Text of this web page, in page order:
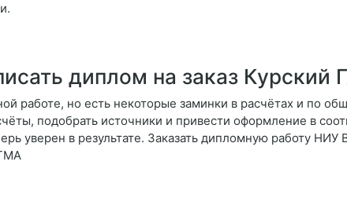
диплом на заказ Курский
работе, но есть некоторые заминки в расчётах и по
подобрать источники и привести оформление в
уверен в результате. Заказать дипломную работу